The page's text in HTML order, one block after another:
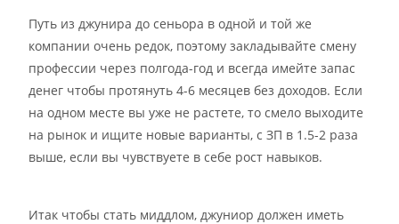
Путь из джунира до сеньора в одной и той же
компании очень редок, поэтому закладывайте смену
профессии через полгода-год и всегда имейте запас
денег чтобы протянуть 4-6 месяцев без доходов. Если
на одном месте вы уже не растете, то смело выходите
на рынок и ищите новые варианты, с ЗП в 1.5-2 раза
выше, если вы чувствуете в себе рост навыков.
Итак чтобы стать миддлом, джуниор должен иметь